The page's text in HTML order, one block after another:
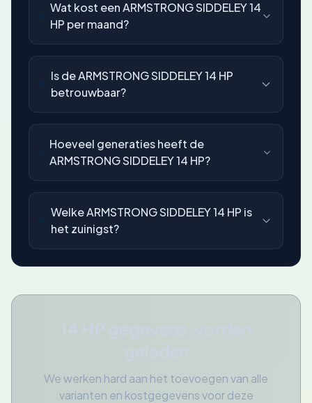
Wat kost een ARMSTRONG SIDDELEY 14
HP per maand?
Is de ARMSTRONG SIDDELEY 14 HP
betrouwbaar?
Hoeveel generaties heeft de
ARMSTRONG SIDDELEY 14 HP?
Welke ARMSTRONG SIDDELEY 14 HP is
het zuinigst?
We werken hard aan het toevoegen van alle
varianten en kostgegevens voor deze